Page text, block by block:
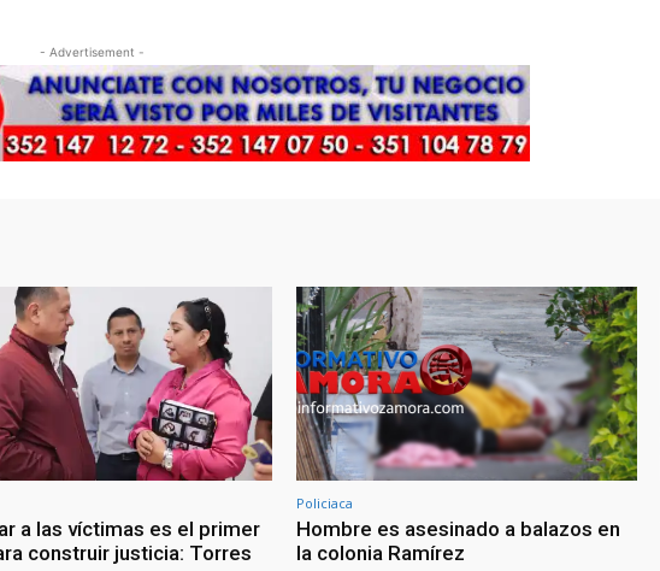
- Advertisement -
a las víctimas es el primer
construir justicia: Torres
Policiaca
Hombre es asesinado a balazos en
la colonia Ramírez